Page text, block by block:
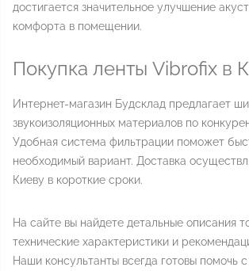
достигается значительное улучшение
комфорта в помещении.
Покупка ленты Vibrofix в
Интернет-магазин Будсклад предлагает
звукоизоляционных материалов по
Удобная система фильтрации поможет
необходимый вариант. Доставка
Киеву в короткие сроки.
На сайте вы найдете детальные описания
технические характеристики и
Наши консультанты всегда готовы помочь